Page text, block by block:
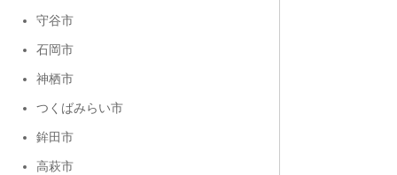
守谷市
石岡市
神栖市
つくばみらい市
鉾田市
高萩市